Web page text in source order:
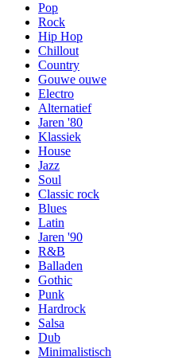
Pop
Rock
Hip Hop
Chillout
Country
Gouwe ouwe
Electro
Alternatief
Jaren '80
Klassiek
House
Jazz
Soul
Classic rock
Blues
Latin
Jaren '90
R&B
Balladen
Gothic
Punk
Hardrock
Salsa
Dub
Minimalistisch